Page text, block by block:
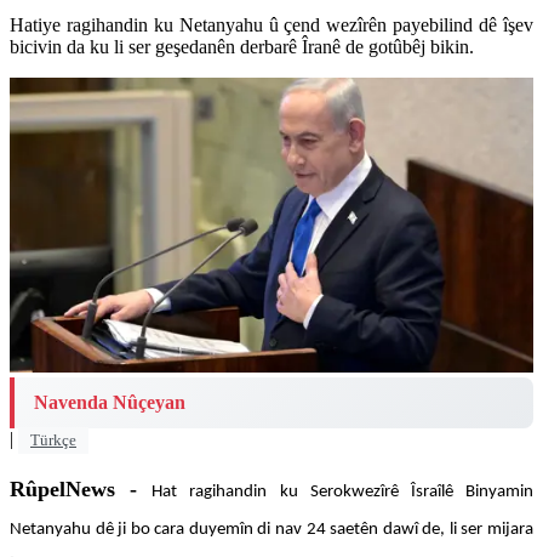
Hatiye ragihandin ku Netanyahu û çend wezîrên payebilind dê îşev
bicivin da ku li ser geşedanên derbarê Îranê de gotûbêj bikin.
Navenda Nûçeyan
|
Türkçe
RûpelNews - Hat ragihandin ku Serokwezîrê Îsraîlê Binyamin
Netanyahu dê ji bo cara duyemîn di nav 24 saetên dawî de, li ser mijara